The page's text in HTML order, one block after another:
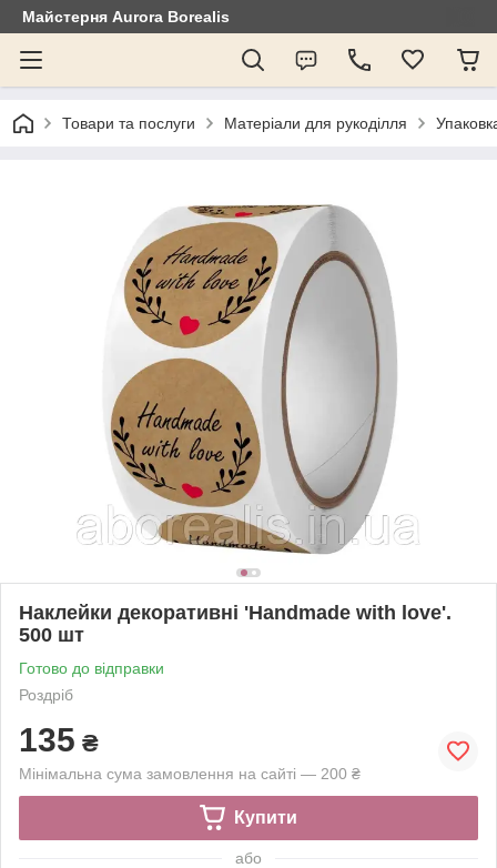
Майстерня Aurora Borealis
Товари та послуги Матеріали для рукоділля
Наклейки декоративні 'Handmade with love'.
500 шт
Готово до відправки
Роздріб
135 ₴
Мінімальна сума замовлення на сайті — 200 ₴
Купити
або